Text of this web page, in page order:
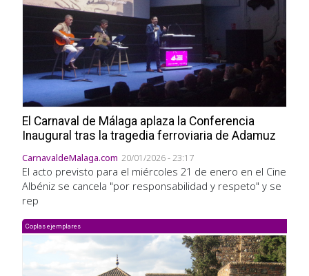
El Carnaval de Málaga aplaza la Conferencia
Inaugural tras la tragedia ferroviaria de Adamuz
CarnavaldeMalaga.com 20/01/2026 - 23:17
El acto previsto para el miércoles 21 de enero en el Cine
Albéniz se cancela "por responsabilidad y respeto" y se
rep
Coplas ejemplares